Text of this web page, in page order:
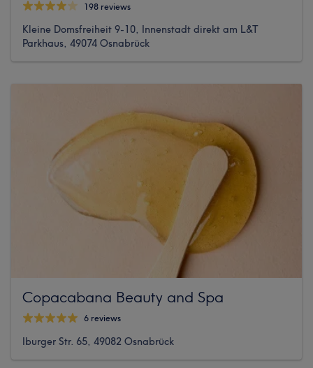
198 reviews
Kleine Domsfreiheit 9-10, Innenstadt direkt am L&T
Parkhaus, 49074 Osnabrück
Copacabana Beauty and Spa
6 reviews
Iburger Str. 65, 49082 Osnabrück